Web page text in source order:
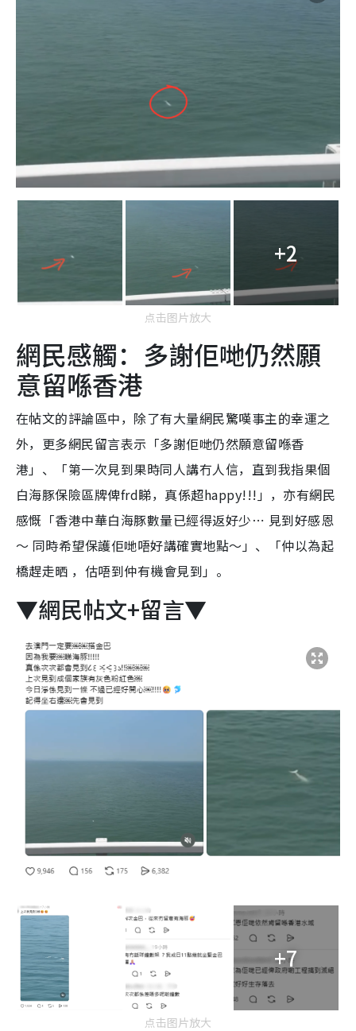
+2
点击图片放大
網民感觸：多謝佢哋仍然願
意留喺香港
在帖文的評論區中，除了有大量網民驚嘆事主的幸運之
外，更多網民留言表示「多謝佢哋仍然願意留喺香
港」、「第一次見到果時同人講冇人信，直到我指果個
白海豚保險區牌俾frd睇，真係超happy!!!」，亦有網民
感慨「香港中華白海豚數量已經得返好少⋯ 見到好感恩
～ 同時希望保護佢哋唔好講確實地點～」、「仲以為起
橋趕走晒 ，估唔到仲有機會見到」。
▼網民帖文+留言▼
+7
点击图片放大